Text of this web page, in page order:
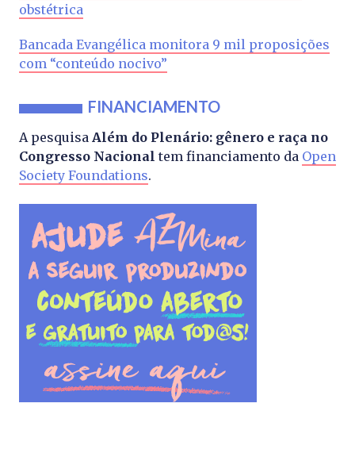
obstétrica
Bancada Evangélica monitora 9 mil proposições
com “conteúdo nocivo”
FINANCIAMENTO
A pesquisa Além do Plenário: gênero e raça no
Congresso Nacional tem financiamento da Open
Society Foundations.